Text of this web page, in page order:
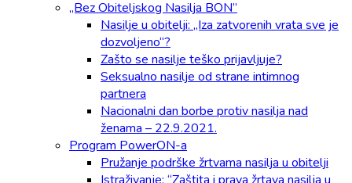
„Bez Obiteljskog Nasilja BON”
Nasilje u obitelji: „Iza zatvorenih vrata sve je
dozvoljeno“?
Zašto se nasilje teško prijavljuje?
Seksualno nasilje od strane intimnog
partnera
Nacionalni dan borbe protiv nasilja nad
ženama – 22.9.2021.
Program PowerON-a
Pružanje podrške žrtvama nasilja u obitelji